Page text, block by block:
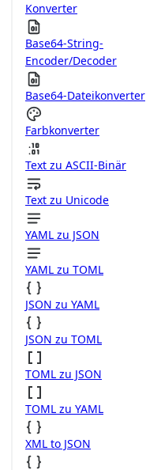
Konverter
Base64-String-
Encoder/Decoder
Base64-Dateikonverter
Farbkonverter
Text zu ASCII-Binär
Text zu Unicode
YAML zu JSON
YAML zu TOML
JSON zu YAML
JSON zu TOML
TOML zu JSON
TOML zu YAML
XML to JSON